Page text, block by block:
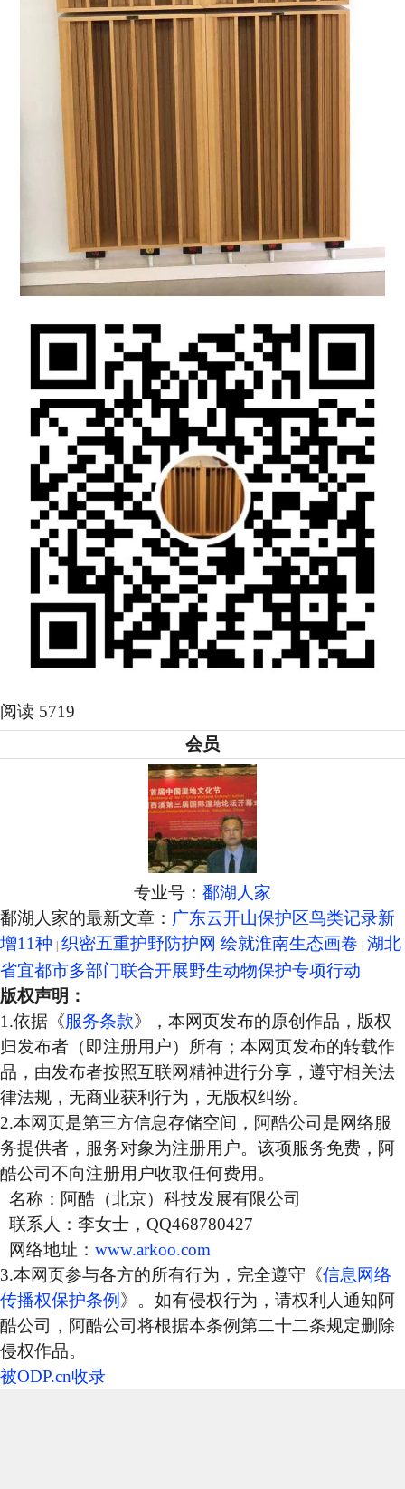
阅读 5719
会员
专业号： 鄱湖人家
鄱湖人家的最新文章： 广东云开山保护区鸟类记录新
增11种 织密五重护野防护网 绘就淮南生态画卷 湖北
省宜都市多部门联合开展野生动物保护专项行动
版权声明：
1.依据《服务条款》，本网页发布的原创作品，版权
归发布者（即注册用户）所有；本网页发布的转载作
品，由发布者按照互联网精神进行分享，遵守相关法
律法规，无商业获利行为，无版权纠纷。
2.本网页是第三方信息存储空间，阿酷公司是网络服
务提供者，服务对象为注册用户。该项服务免费，阿
酷公司不向注册用户收取任何费用。
名称：阿酷（北京）科技发展有限公司
联系人：李女士，QQ468780427
网络地址： www.arkoo.com
3.本网页参与各方的所有行为，完全遵守《信息网络
传播权保护条例 》。如有侵权行为，请权利人通知阿
酷公司，阿酷公司将根据本条例第二十二条规定删除
侵权作品。
被ODP.cn收录